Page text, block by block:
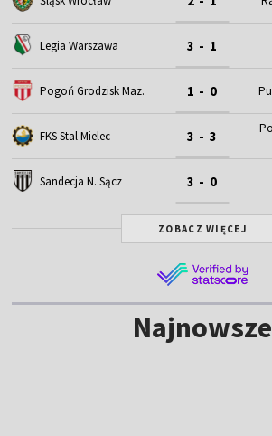
Legia Warszawa 3 - 1
Pogoń Grodzisk Maz. 1 - 0
FKS Stal Mielec 3 - 3
Sandecja N. Sącz 3 - 0
ZOBACZ WIĘCEJ
Najnowsze